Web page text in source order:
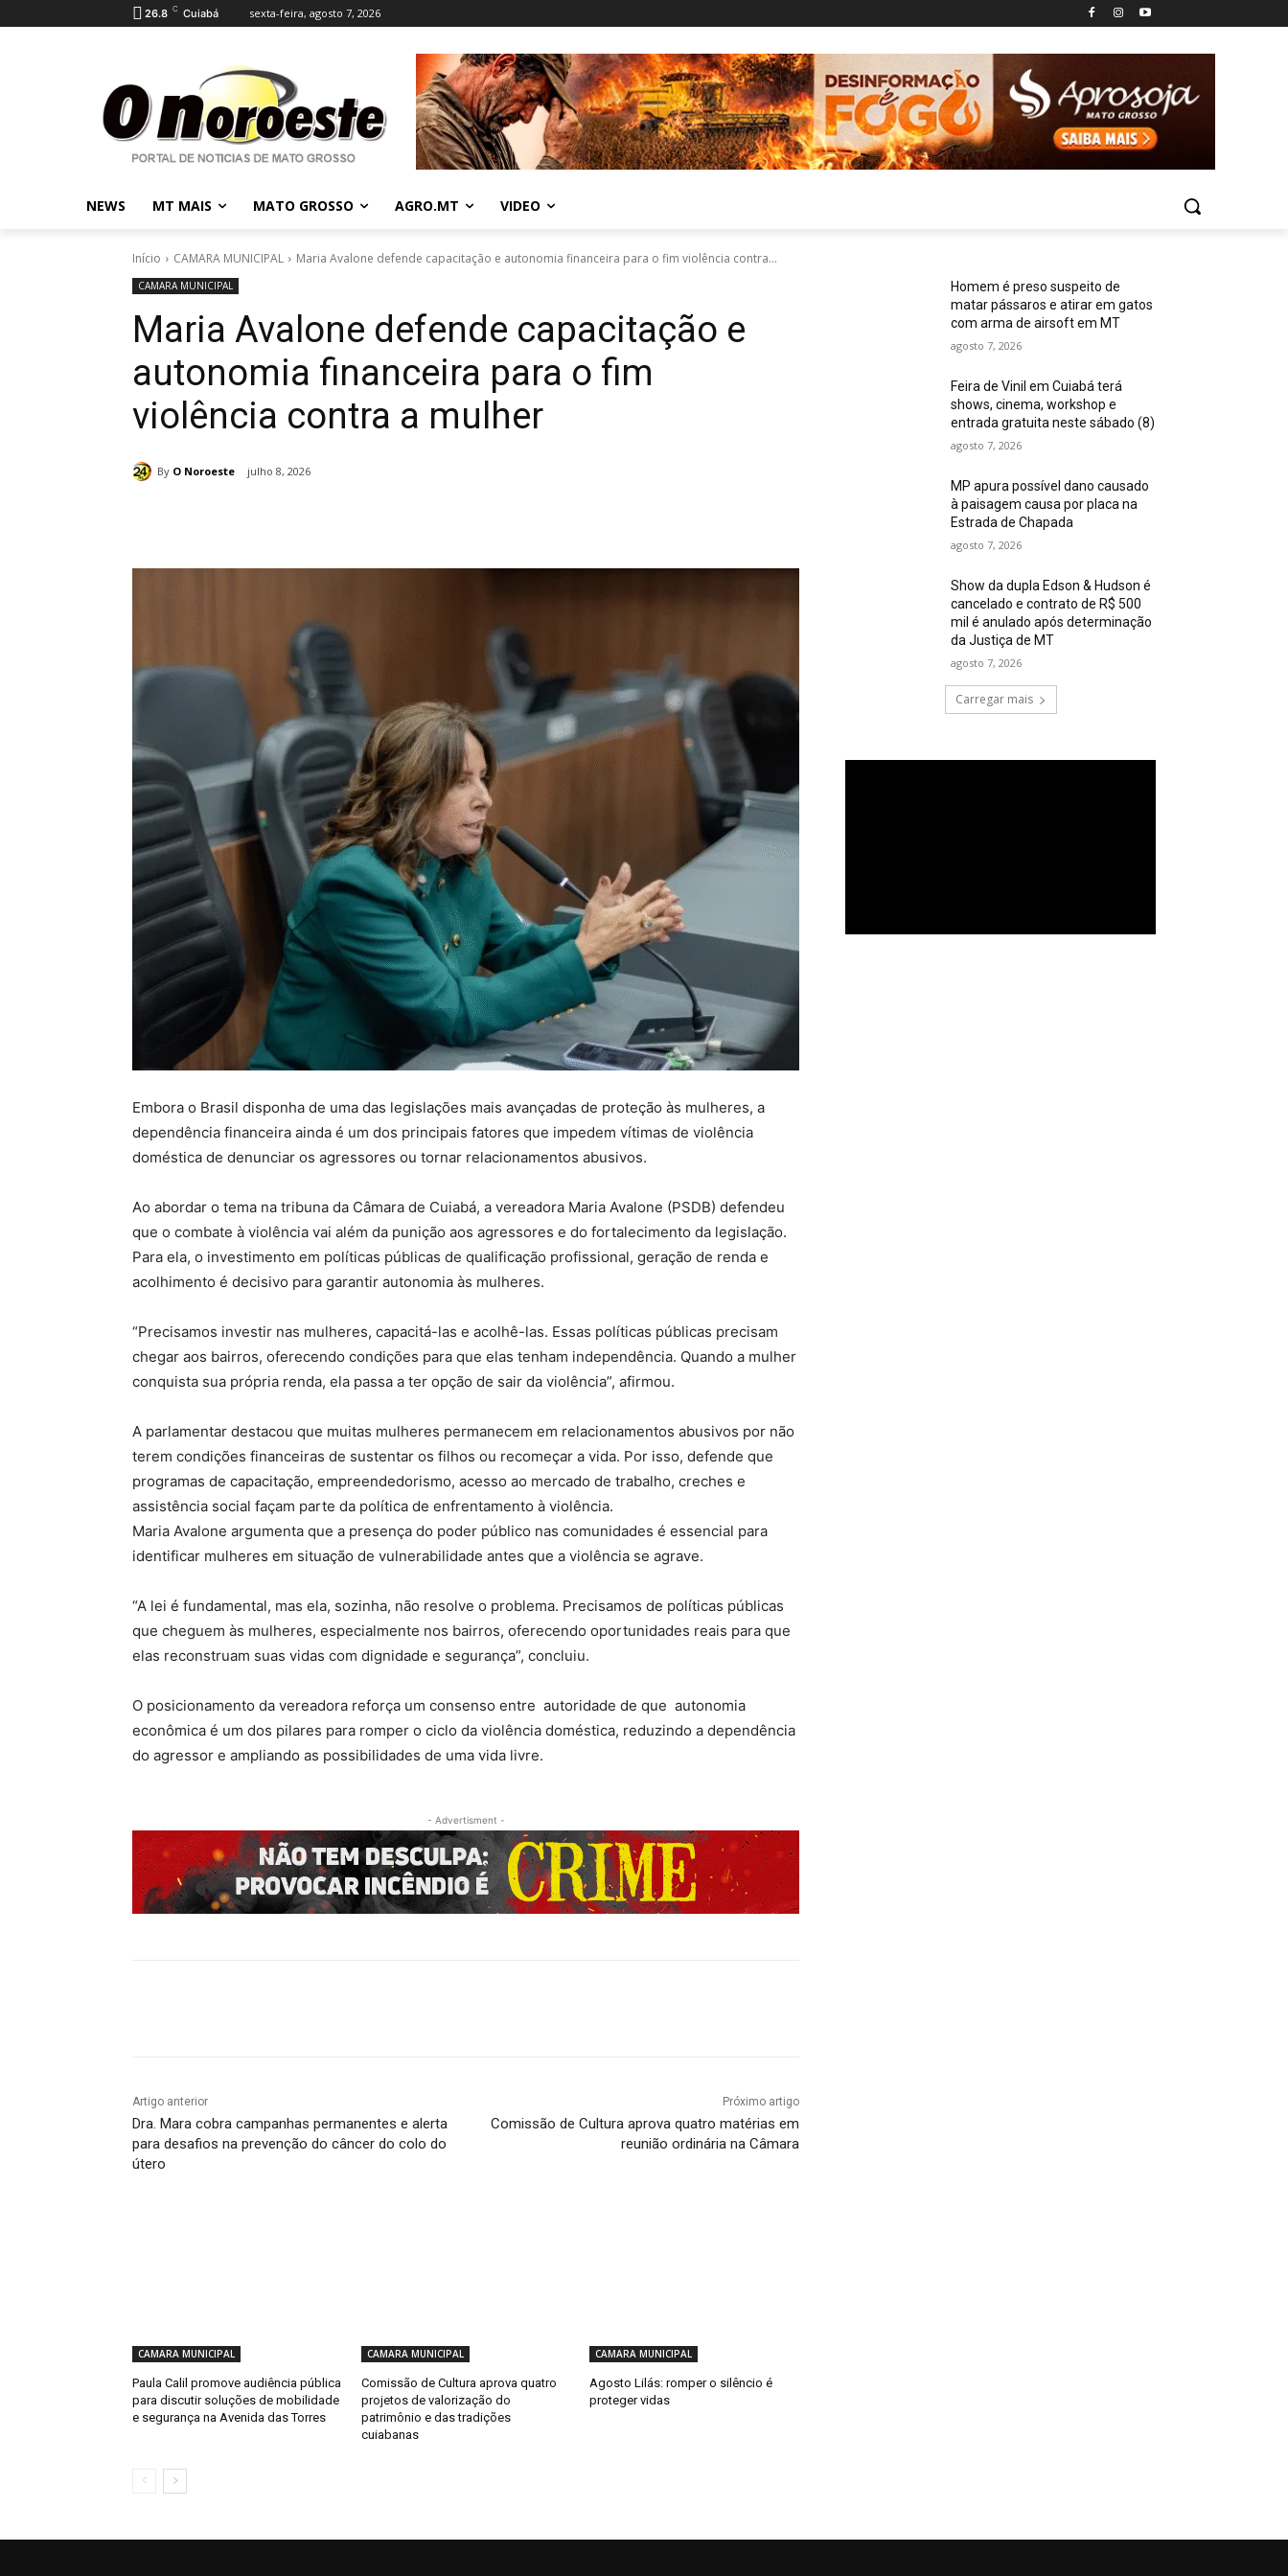
26.8 C Cuiabá sexta-feira, agosto 7, 2026
NEWS MT MAIS MATO GROSSO AGRO.MT VIDEO
Início CAMARA MUNICIPAL Maria Avalone defende capacitação e autonomia financeira para o fim violência contra...
CAMARA MUNICIPAL
Maria Avalone defende capacitação e
autonomia financeira para o fim
violência contra a mulher
By O Noroeste julho 8, 2026
Embora o Brasil disponha de uma das legislações mais avançadas de proteção às mulheres, a
dependência financeira ainda é um dos principais fatores que impedem vítimas de violência
doméstica de denunciar os agressores ou tornar relacionamentos abusivos.
Ao abordar o tema na tribuna da Câmara de Cuiabá, a vereadora Maria Avalone (PSDB) defendeu
que o combate à violência vai além da punição aos agressores e do fortalecimento da legislação.
Para ela, o investimento em políticas públicas de qualificação profissional, geração de renda e
acolhimento é decisivo para garantir autonomia às mulheres.
“Precisamos investir nas mulheres, capacitá-las e acolhê-las. Essas políticas públicas precisam
chegar aos bairros, oferecendo condições para que elas tenham independência. Quando a mulher
conquista sua própria renda, ela passa a ter opção de sair da violência”, afirmou.
A parlamentar destacou que muitas mulheres permanecem em relacionamentos abusivos por não
terem condições financeiras de sustentar os filhos ou recomeçar a vida. Por isso, defende que
programas de capacitação, empreendedorismo, acesso ao mercado de trabalho, creches e
assistência social façam parte da política de enfrentamento à violência.
Maria Avalone argumenta que a presença do poder público nas comunidades é essencial para
identificar mulheres em situação de vulnerabilidade antes que a violência se agrave.
“A lei é fundamental, mas ela, sozinha, não resolve o problema. Precisamos de políticas públicas
que cheguem às mulheres, especialmente nos bairros, oferecendo oportunidades reais para que
elas reconstruam suas vidas com dignidade e segurança”, concluiu.
O posicionamento da vereadora reforça um consenso entre autoridade de que autonomia
econômica é um dos pilares para romper o ciclo da violência doméstica, reduzindo a dependência
do agressor e ampliando as possibilidades de uma vida livre.
- Advertisment -
Artigo anterior
Dra. Mara cobra campanhas permanentes e alerta
para desafios na prevenção do câncer do colo do
útero
Próximo artigo
Comissão de Cultura aprova quatro matérias em
reunião ordinária na Câmara
CAMARA MUNICIPAL
Paula Calil promove audiência pública
para discutir soluções de mobilidade
e segurança na Avenida das Torres
CAMARA MUNICIPAL
Comissão de Cultura aprova quatro
projetos de valorização do
patrimônio e das tradições
cuiabanas
CAMARA MUNICIPAL
Agosto Lilás: romper o silêncio é
proteger vidas
Homem é preso suspeito de
matar pássaros e atirar em gatos
com arma de airsoft em MT
agosto 7, 2026
Feira de Vinil em Cuiabá terá
shows, cinema, workshop e
entrada gratuita neste sábado (8)
agosto 7, 2026
MP apura possível dano causado
à paisagem causa por placa na
Estrada de Chapada
agosto 7, 2026
Show da dupla Edson & Hudson é
cancelado e contrato de R$ 500
mil é anulado após determinação
da Justiça de MT
agosto 7, 2026
Carregar mais